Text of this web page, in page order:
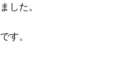
した。
す。